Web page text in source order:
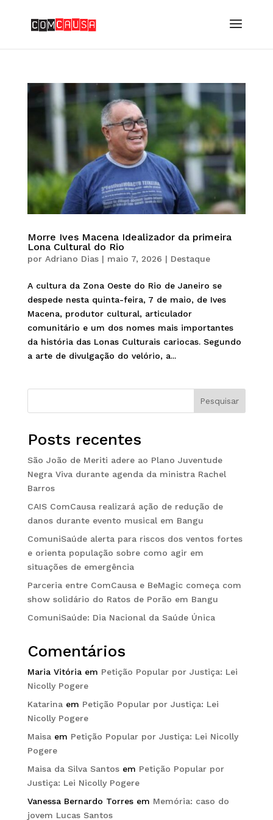
Morre Ives Macena Idealizador da primeira
Lona Cultural do Rio
por Adriano Dias| maio 7, 2026 | Destaque
A cultura da Zona Oeste do Rio de Janeiro se
despede nesta quinta-feira, 7 de maio, de Ives
Macena, produtor cultural, articulador
comunitário e um dos nomes mais importantes
da história das Lonas Culturais cariocas. Segundo
a arte de divulgação do velório, a...
Pesquisar
Posts recentes
São João de Meriti adere ao Plano Juventude
Negra Viva durante agenda da ministra Rachel
Barros
CAIS ComCausa realizará ação de redução de
danos durante evento musical em Bangu
ComuniSaúde alerta para riscos dos ventos fortes
e orienta população sobre como agir em
situações de emergência
Parceria entre ComCausa e BeMagic começa com
show solidário do Ratos de Porão em Bangu
ComuniSaúde: Dia Nacional da Saúde Única
Comentários
Maria Vitóriaem Petição Popular por Justiça: Lei
Nicolly Pogere
Katarinaem Petição Popular por Justiça: Lei
Nicolly Pogere
Maisaem Petição Popular por Justiça: Lei Nicolly
Pogere
Maisa da Silva Santosem Petição Popular por
Justiça: Lei Nicolly Pogere
Vanessa Bernardo Torresem Memória: caso do
jovem Lucas Santos